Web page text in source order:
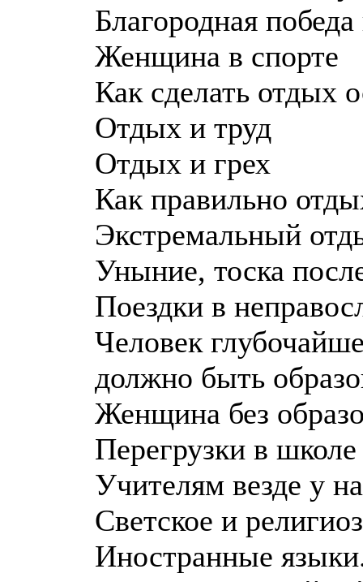
Благородная
Женщина в спорте
Как сделать отдых
Отдых и труд
Отдых и грех
Как правильно
Экстремальный
Уныние, тоска
Поездки в
Человек
должно быть
Женщина без
Перегрузки в школе
Учителям везде у
Светское и
Иностранные